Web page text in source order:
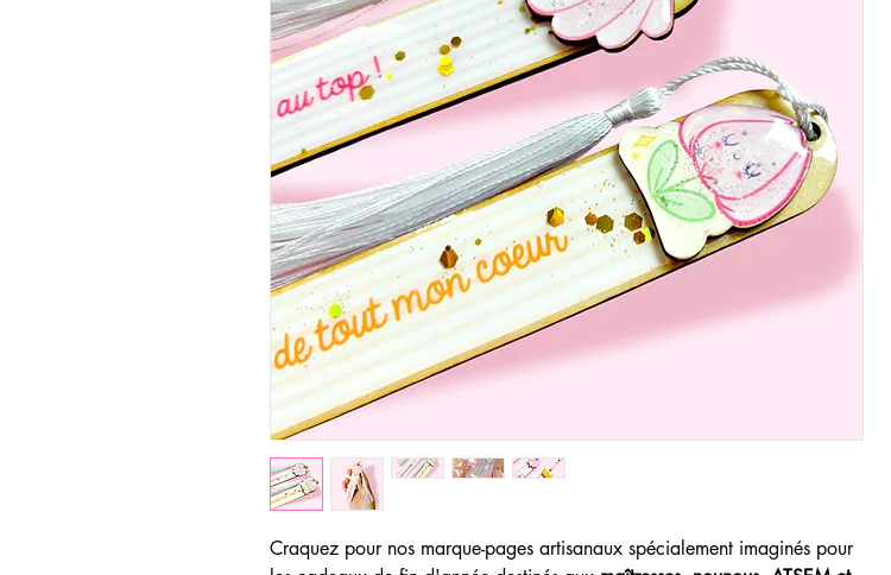
Craquez pour nos marque-pages artisanaux spécialement imaginés pour